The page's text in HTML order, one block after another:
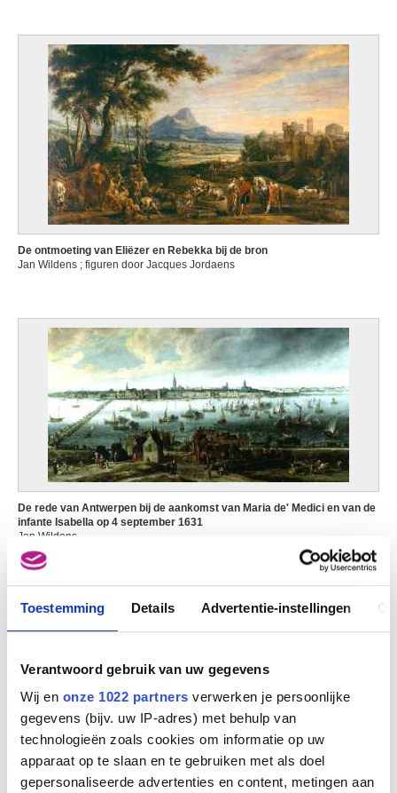
Toestemming Details Advertentie-instellingen
Verantwoord gebruik van uw gegevens
Wij en onze 1022 partners verwerken je persoonlijke
gegevens (bijv. uw IP-adres) met behulp van
technologieën zoals cookies om informatie op uw
apparaat op te slaan en te gebruiken met als doel
gepersonaliseerde advertenties en content, metingen aan
De ontmoeting van Eliëzer en Rebekka bij de bron
Jan Wildens ; figuren door Jacques Jordaens
De rede van Antwerpen bij de aankomst van Maria de' Medici en van de
infante Isabella op 4 september 1631
Jan Wildens
Afbeelding niet beschikbaar
infante Isabella op 4 september 1631